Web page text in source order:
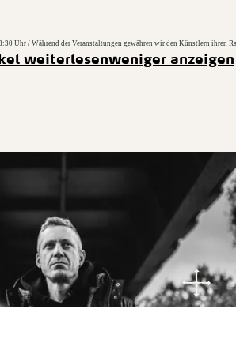
Uhr / Während der Veranstaltungen gewähren wir den Künstlern ihren
weiterlesenweniger anzeigen